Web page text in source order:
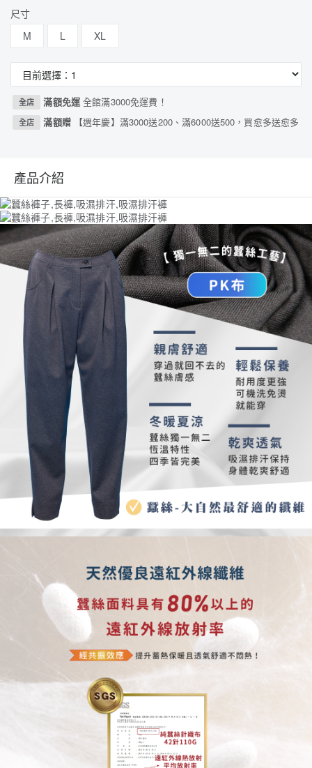
尺寸
M
L XL
全店 滿額免運全館滿3000免運費！
全店 滿額贈 【週年慶】滿3000送200、滿6000送500，買愈多送愈多
產品介紹